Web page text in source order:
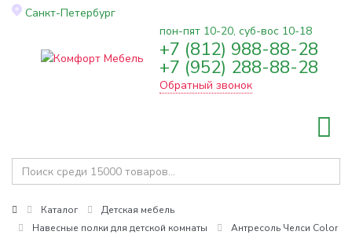
Санкт-Петербург
Toggle
пон-пят 10-20, суб-вос 10-18
+7 (812) 988-88-28
+7 (952) 288-88-28
Обратный звонок
Каталог
Детская мебель
Навесные полки для детской комнаты
Антресоль Челси Color